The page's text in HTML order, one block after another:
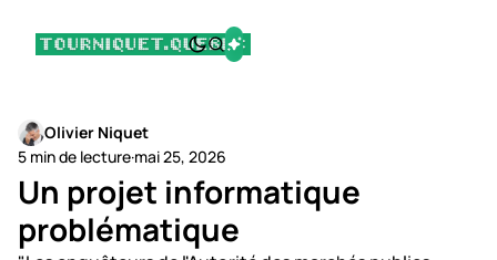
Olivier Niquet
5 min de lecture·mai 25, 2026
Un projet informatique
problématique